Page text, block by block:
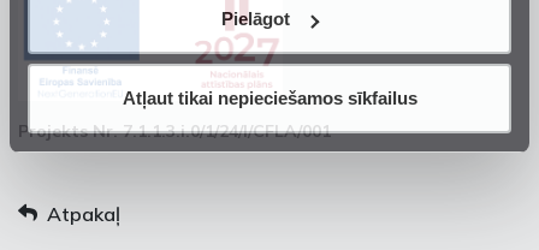
Pielāgot
Atļaut tikai nepieciešamos sīkfailus
Projekts Nr. 7.1.1.3.i.0/1/24/I/CFLA/001
Atpakaļ